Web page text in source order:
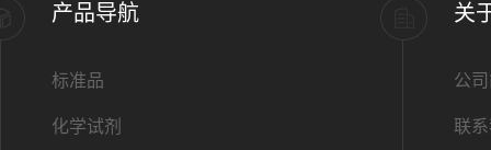
产品导航
标准品
化学试剂
关
公
联